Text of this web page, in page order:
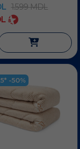
1.599MDL
-50%